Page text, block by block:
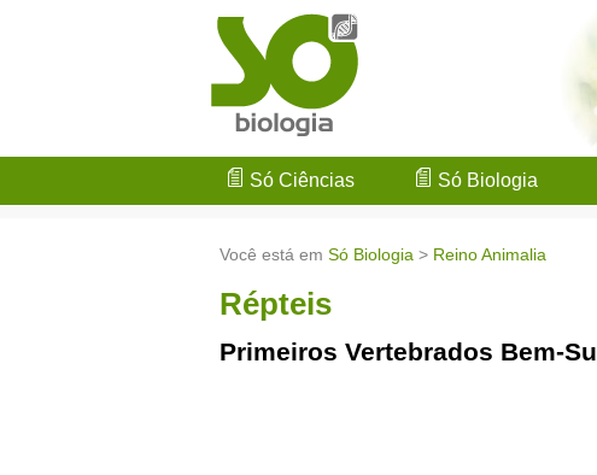
Só Ciências Só Biologia
Você está em Só Biologia > Reino Animalia
Répteis
Primeiros Vertebrados Bem-